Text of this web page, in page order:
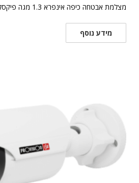
מצלמת אבטחה כיפה אינפרא 1.3 מגה פיקסל דגם DI-380AHDB36
מידע נוסף